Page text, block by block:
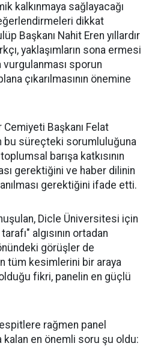
kalkınmaya sağlayacağı
dikkat
Başkanı Nahit Eren yıllardır
yaklaşımların sona ermesi
sporun
çıkarılmasının önemine
Başkanı Felat
bu süreçteki sorumluluğuna
barışa katkısının
gerektiğini ve haber dilinin
gerektiğini ifade etti.
Dicle Üniversitesi için
algısının ortadan
görüşler de
tüm kesimlerini bir araya
fikri, panelin en güçlü
rağmen panel
kalan en önemli soru şu oldu: